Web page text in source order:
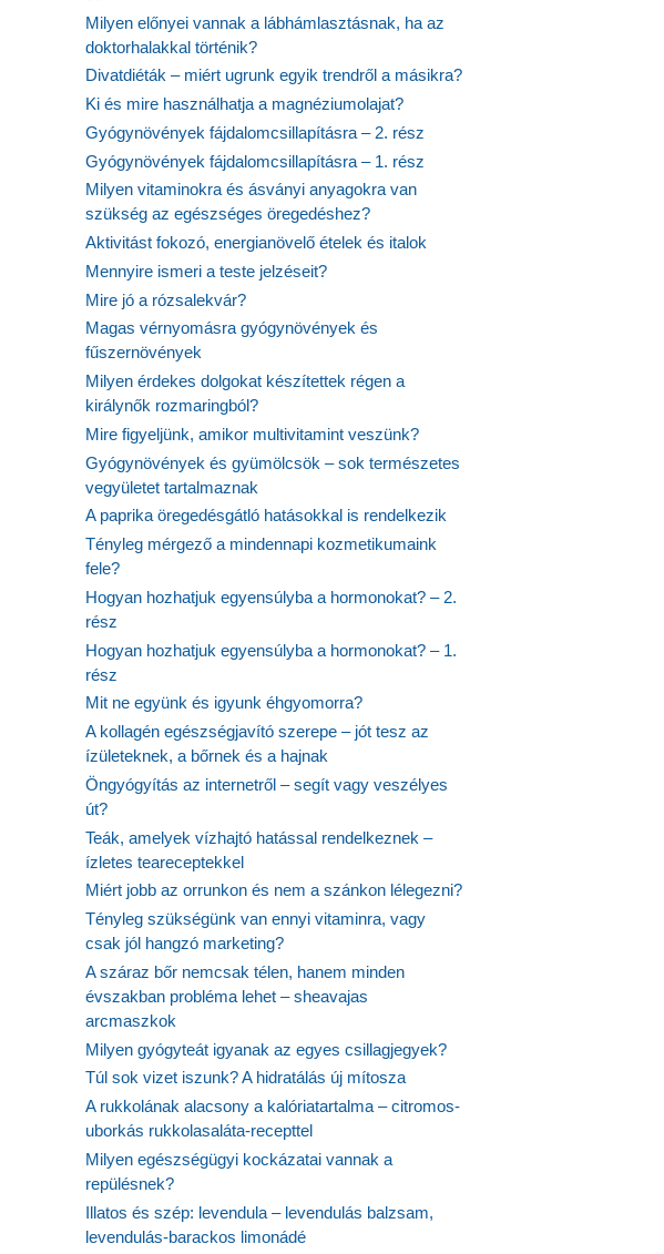
Milyen előnyei vannak a lábhámlasztásnak, ha az
doktorhalakkal történik?
Divatdiéták – miért ugrunk egyik trendről a másikra?
Ki és mire használhatja a magnéziumolajat?
Gyógynövények fájdalomcsillapításra – 2. rész
Gyógynövények fájdalomcsillapításra – 1. rész
Milyen vitaminokra és ásványi anyagokra van
szükség az egészséges öregedéshez?
Aktivitást fokozó, energianövelő ételek és italok
Mennyire ismeri a teste jelzéseit?
Mire jó a rózsalekvár?
Magas vérnyomásra gyógynövények és
fűszernövények
Milyen érdekes dolgokat készítettek régen a
királynők rozmaringból?
Mire figyeljünk, amikor multivitamint veszünk?
Gyógynövények és gyümölcsök – sok természetes
vegyületet tartalmaznak
A paprika öregedésgátló hatásokkal is rendelkezik
Tényleg mérgező a mindennapi kozmetikumaink
fele?
Hogyan hozhatjuk egyensúlyba a hormonokat? – 2.
rész
Hogyan hozhatjuk egyensúlyba a hormonokat? – 1.
rész
Mit ne együnk és igyunk éhgyomorra?
A kollagén egészségjavító szerepe – jót tesz az
ízületeknek, a bőrnek és a hajnak
Öngyógyítás az internetről – segít vagy veszélyes
út?
Teák, amelyek vízhajtó hatással rendelkeznek –
ízletes teareceptekkel
Miért jobb az orrunkon és nem a szánkon lélegezni?
Tényleg szükségünk van ennyi vitaminra, vagy
csak jól hangzó marketing?
A száraz bőr nemcsak télen, hanem minden
évszakban probléma lehet – sheavajas
arcmaszkok
Milyen gyógyteát igyanak az egyes csillagjegyek?
Túl sok vizet iszunk? A hidratálás új mítosza
A rukkolának alacsony a kalóriatartalma – citromos-
uborkás rukkolasaláta-recepttel
Milyen egészségügyi kockázatai vannak a
repülésnek?
Illatos és szép: levendula – levendulás balzsam,
levendulás-barackos limonádé